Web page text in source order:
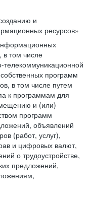
и
ресурсов»
в том числе
программ
в том числе путем
к программам для
и (или)
программ
объявлений
(работ, услуг),
и цифровых валют,
о трудоустройстве,
предложений,